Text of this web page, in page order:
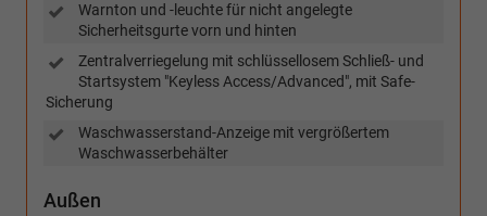
Warnton und -leuchte für nicht angelegte
Sicherheitsgurte vorn und hinten
Zentralverriegelung mit schlüssellosem Schließ- und
Startsystem "Keyless Access/Advanced", mit Safe-
Sicherung
Waschwasserstand-Anzeige mit vergrößertem
Waschwasserbehälter
Außen